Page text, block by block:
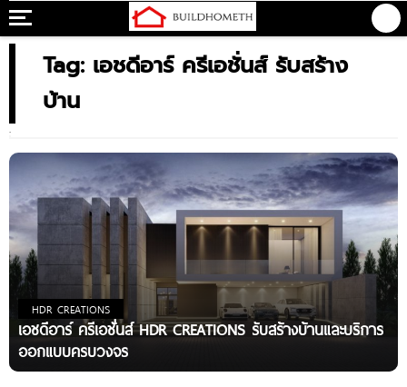
Tag: เอชดีอาร์ ครีเอชั่นส์ รับสร้าง
บ้าน
HDR CREATIONS
เอชดีอาร์ ครีเอชั่นส์ HDR CREATIONS รับสร้างบ้านและบริการ
ออกแบบครบวงจร